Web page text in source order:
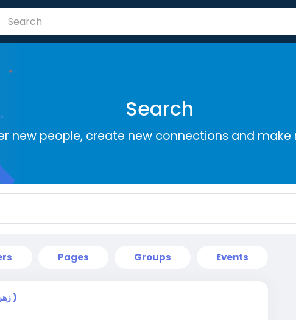
Search
new people, create new connections and make
Pages Groups Events
ᛉ Zohra ᛉ Al-Kahina (زهرة الكاهنة )